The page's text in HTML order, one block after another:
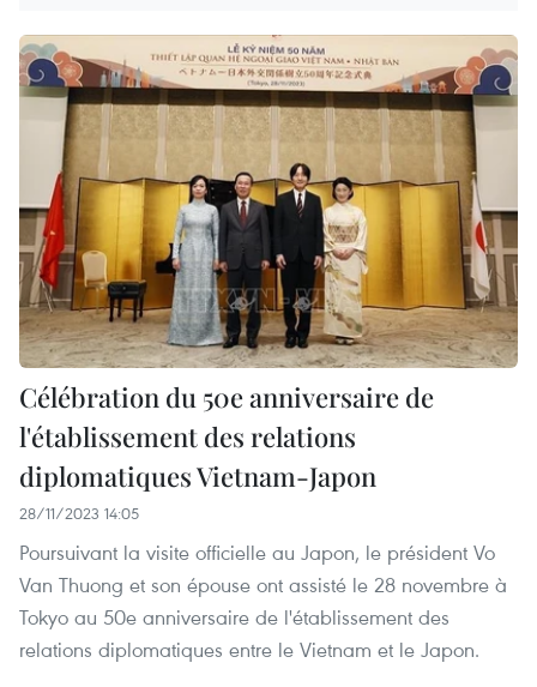
Célébration du 50e anniversaire de
l'établissement des relations
diplomatiques Vietnam-Japon
28/11/2023 14:05
Poursuivant la visite officielle au Japon, le président Vo
Van Thuong et son épouse ont assisté le 28 novembre à
Tokyo au 50e anniversaire de l'établissement des
relations diplomatiques entre le Vietnam et le Japon.